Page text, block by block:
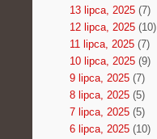
13 lipca, 2025(7)
12 lipca, 2025(10)
11 lipca, 2025(7)
10 lipca, 2025(9)
9 lipca, 2025(7)
8 lipca, 2025(5)
7 lipca, 2025(5)
6 lipca, 2025(10)